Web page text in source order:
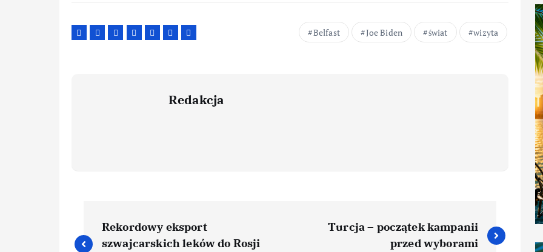
Belfast Joe Biden świat wizyta
Redakcja
Rekordowy eksport
szwajcarskich leków do Rosji
Turcja – początek kampanii
przed wyborami